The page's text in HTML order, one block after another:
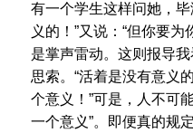
有一个学生这样问她，
义的！”又说：“但你要
是掌声雷动。这则报导
思索。“活着是没有意义
个意义！”可是，人不可
一个意义”。即便真的规